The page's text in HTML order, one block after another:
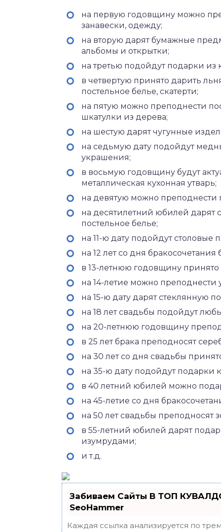
на первую годовщину можно
занавески, одежду;
на вторую дарят бумажные
альбомы и открытки;
на третью подойдут подарки из
в четвертую принято дарить
постельное белье, скатерти;
на пятую можно преподнести
шкатулки из дерева;
на шестую дарят чугунные
на седьмую дату подойдут
украшения;
в восьмую годовщину будут
металлическая кухонная утварь;
на девятую можно преподнести
на десятилетний юбилей дарят
постельное белье;
на 11-ю дату подойдут столовые
на 12 лет со дня
в 13-летнюю годовщину
на 14-летие можно преподнести
на 15-ю дату дарят стеклянную
на 18 лет свадьбы подойдут
на 20-летнюю годовщину
в 25 лет брака преподносят
на 30 лет со дня свадьбы
на 35-ю дату подойдут подарки
в 40 летний юбилей можно
на 45-летие со дня
на 50 лет свадьбы преподносят
в 55-летний юбилей дарят
изумрудами;
и т.д.
Забиваем Сайты В ТОП
SeoHammer
Каждая ссылка анализируется по